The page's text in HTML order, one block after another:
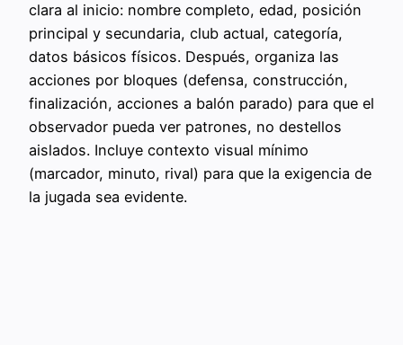
clara al inicio: nombre completo, edad, posición
principal y secundaria, club actual, categoría,
datos básicos físicos. Después, organiza las
acciones por bloques (defensa, construcción,
finalización, acciones a balón parado) para que el
observador pueda ver patrones, no destellos
aislados. Incluye contexto visual mínimo
(marcador, minuto, rival) para que la exigencia de
la jugada sea evidente.